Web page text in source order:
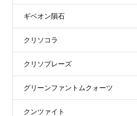
ギベオン隕石
クリソコラ
クリソプレーズ
グリーンファントムクォーツ
クンツァイト